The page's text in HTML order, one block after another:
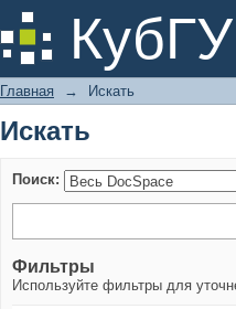
Искать
Главная → Искать
Искать
Поиск:
Фильтры
Используйте фильтры для